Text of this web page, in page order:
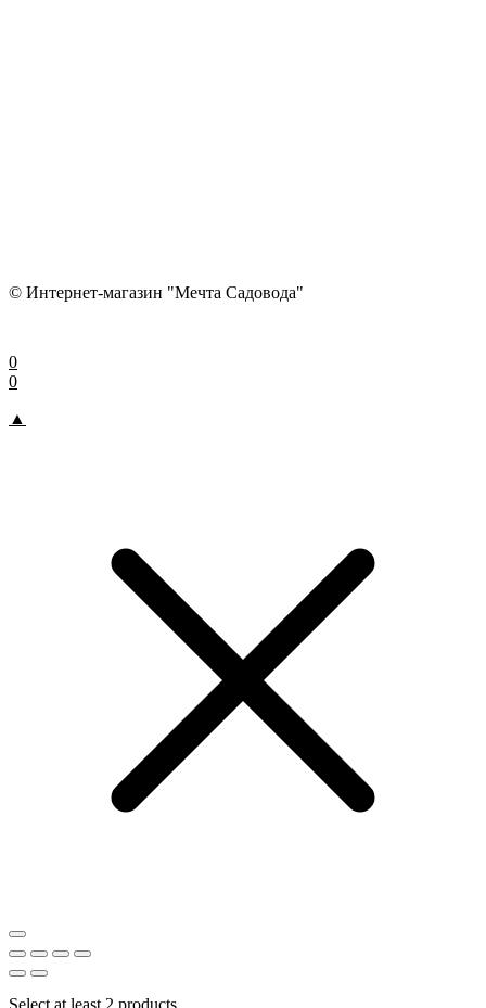
© Интернет-магазин "Мечта Садовода"
0
0
▲